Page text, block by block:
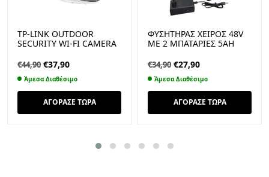
TP-LINK OUTDOOR
SECURITY WI-FI CAMERA
(TPC310)
€44,90 Original
price
was:
€44,90.
€37,90Η
τρέχουσα
τιμή
είναι:
€37,90.
Άμεσα Διαθέσιμο
ΑΓΟΡΑΣΕ ΤΩΡΑ
ΦΥΣΗΤΉΡΑΣ ΧΕΙΡΌΣ 48V
ΜΕ 2 ΜΠΑΤΑΡΊΕΣ 5AH
€34,90 Original
price
was:
€34,90.
€27,90Η
τρέχουσα
τιμή
είναι:
€27,90.
Άμεσα Διαθέσιμο
ΑΓΟΡΑΣΕ ΤΩΡΑ